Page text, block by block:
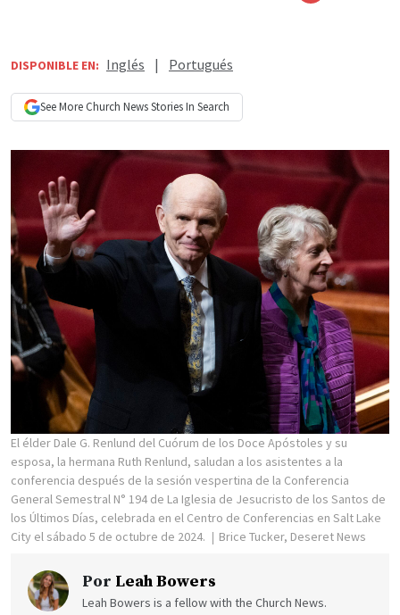
DISPONIBLE EN: Inglés | Portugués
See More Church NewsStories In Search
El élder Dale G. Renlund del Cuórum de los Doce Apóstoles y su
esposa, la hermana Ruth Renlund, saludan a los asistentes a la
conferencia después de la sesión vespertina de la Conferencia
General Semestral N° 194 de La Iglesia de Jesucristo de los Santos de
los Últimos Días, celebrada en el Centro de Conferencias en Salt Lake
City el sábado 5 de octubre de 2024.
Brice Tucker, Deseret News
Por Leah Bowers
Leah Bowers is a fellow with the Church News.